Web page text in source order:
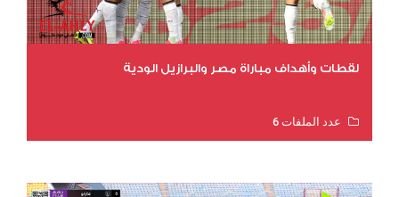
لقطات وأهداف مباراة مصر والبرازيل الودية
عدد الملفات 6